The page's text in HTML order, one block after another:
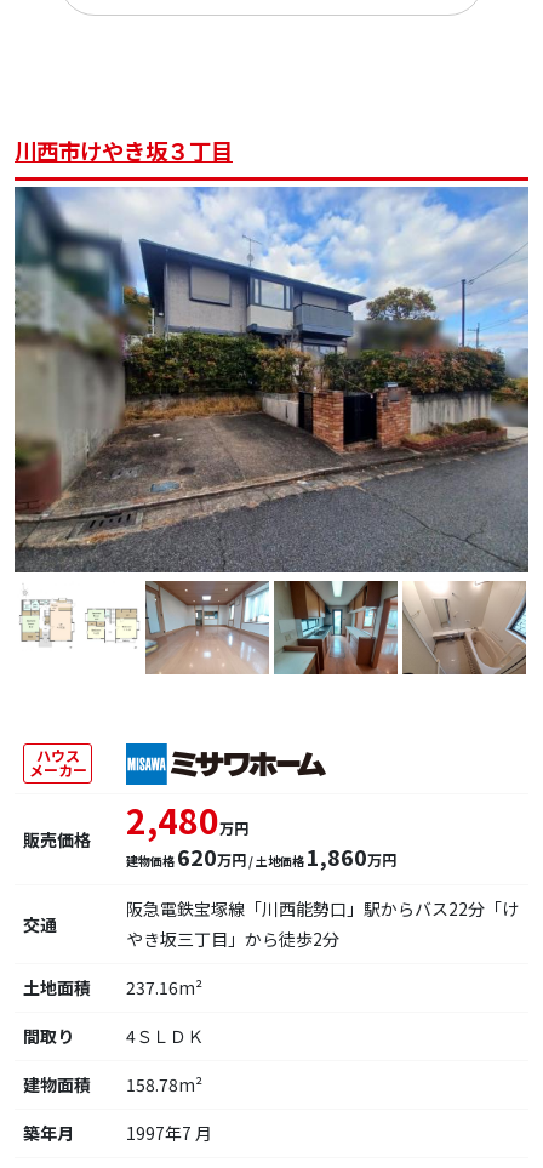
川西市けやき坂３丁目
ハウス
メーカー
販売価格 2,480万円
建物価格 620万円/ 土地価格 1,860万円
交通
阪急電鉄宝塚線「川西能勢口」駅からバス22分「け
やき坂三丁目」から徒歩2分
土地面積
237.16m²
間取り
4ＳＬＤＫ
建物面積
158.78m²
築年月
1997年7 月